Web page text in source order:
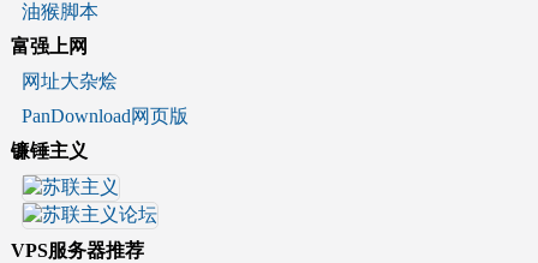
油猴脚本
富强上网
网址大杂烩
PanDownload网页版
镰锤主义
VPS服务器推荐